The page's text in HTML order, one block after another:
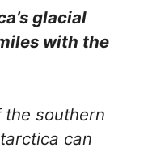
glacial
with the
the southern
can